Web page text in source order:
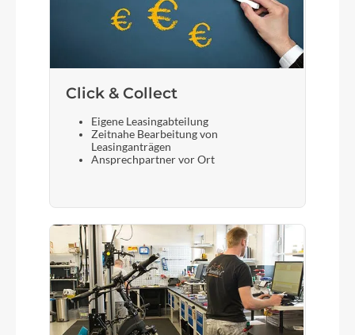
Click & Collect
Eigene Leasingabteilung
Zeitnahe Bearbeitung von
Leasinganträgen
Ansprechpartner vor Ort